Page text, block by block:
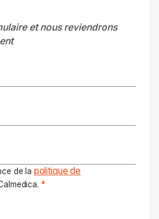
et nous reviendrons
de la politique de
*